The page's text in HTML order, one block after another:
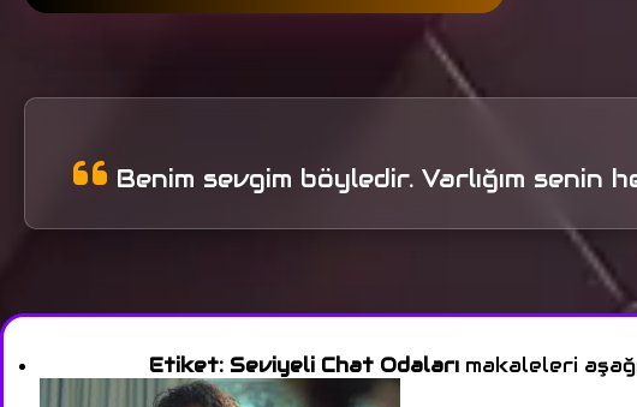
Benim sevgim böyledir. Varlığım
Etiket: Seviyeli Chat Odaları makaleleri